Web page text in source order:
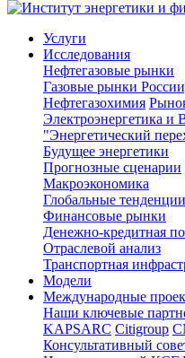
Услуги
Исследования
Нефтегазовые рынки
Газовые рынки
Нефтегазохимия
Электроэнергетика и
"Энергетический
Будущее энергетики
Прогнозные сценарии
Макроэкономика
Глобальные тенденции
Финансовые рынки
Денежно-кредитная
Отраслевой анализ
Транспортная
Модели
Международные
Наши ключевые
KAPSARC Citigroup
Консультативный